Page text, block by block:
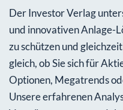
Der Investor Verlag
und innovativen Anlage-
zu schützen und
gleich, ob Sie sich für
Optionen, Megatrends
Unsere erfahrenen